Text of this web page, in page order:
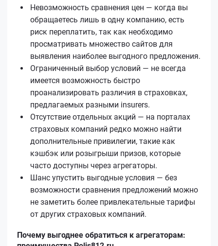
Невозможность сравнения цен — когда вы
обращаетесь лишь в одну компанию, есть
риск переплатить, так как необходимо
просматривать множество сайтов для
выявления наиболее выгодного предложения.
Ограниченный выбор условий — не всегда
имеется возможность быстро
проанализировать различия в страховках,
предлагаемых разными insurers.
Отсутствие отдельных акций — на порталах
страховых компаний редко можно найти
дополнительные привилегии, такие как
кэшбэк или розыгрыши призов, которые
часто доступны через агрегаторы.
Шанс упустить выгодные условия — без
возможности сравнения предложений можно
не заметить более привлекательные тарифы
от других страховых компаний.
Почему выгоднее обратиться к агрегаторам: